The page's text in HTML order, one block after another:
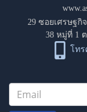
29 ซอยเศรษฐกิ
38 หมู่ที่ 1
โท